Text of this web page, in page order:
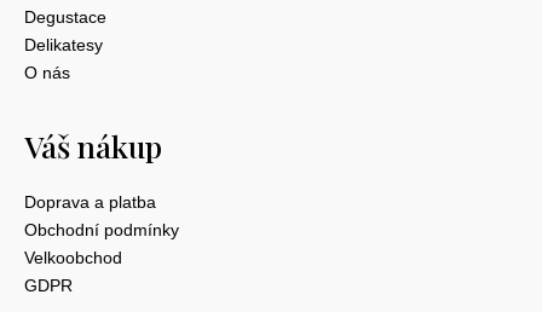
Degustace
Delikatesy
O nás
Váš nákup
Doprava a platba
Obchodní podmínky
Velkoobchod
GDPR